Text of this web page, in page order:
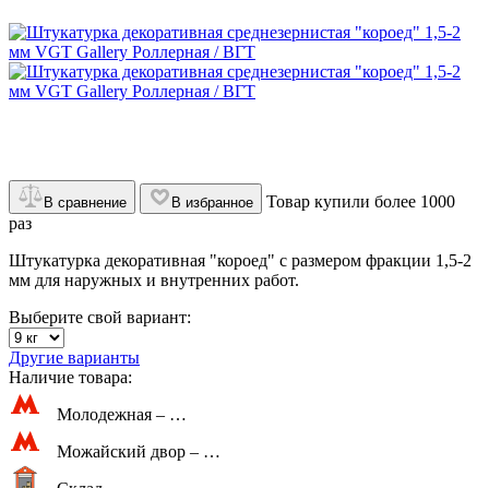
В сравнение В избранное
Товар купили более 1000
раз
Штукатурка декоративная "короед" с размером фракции 1,5-2
мм для наружных и внутренних работ.
Выберите свой вариант:
Другие варианты
Наличие товара:
Молодежная – …
Можайский двор – …